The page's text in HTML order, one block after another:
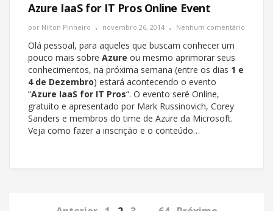
Azure IaaS for IT Pros Online Event
por Nilton Pinheiro novembro 26, 2014 Nenhum comentário
Olá pessoal, para aqueles que buscam conhecer um
pouco mais sobre Azure ou mesmo aprimorar seus
conhecimentos, na próxima semana (entre os dias 1 e
4 de Dezembro) estará acontecendo o evento
“Azure IaaS for IT Pros“. O evento seré Online,
gratuito e apresentado por Mark Russinovich, Corey
Sanders e membros do time de Azure da Microsoft.
Veja como fazer a inscrição e o conteúdo…